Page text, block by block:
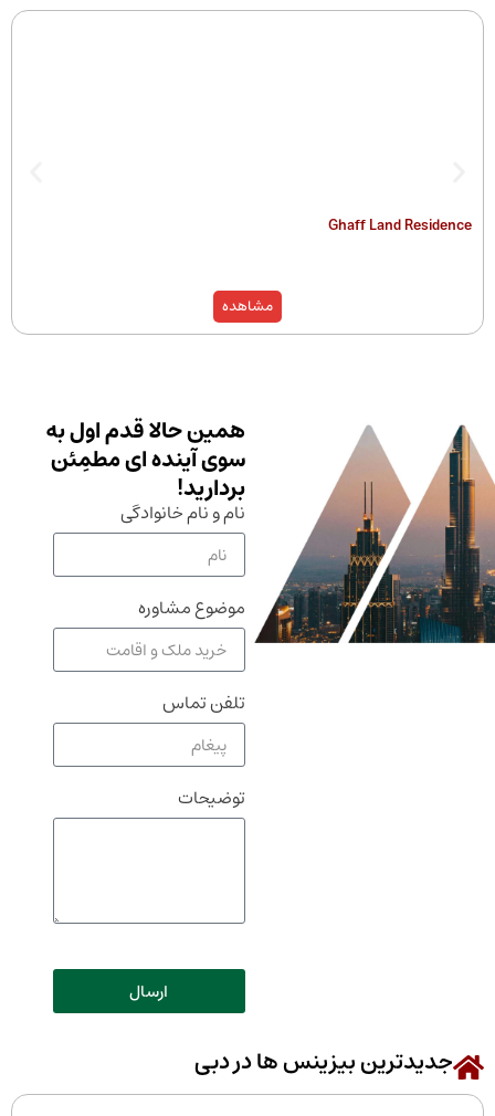
Ghaff Land Residence
مشاهده
همین حالا قدم اول به
سوی آینده ای مطمِئن
بردارید!
نام و نام خانوادگی
موضوع مشاوره
تلفن تماس
توضیحات
ارسال
جدیدترین بیزینس ها در دبی